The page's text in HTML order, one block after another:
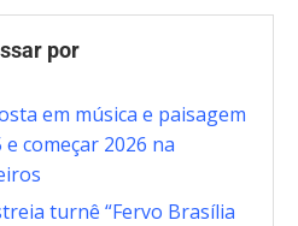
por
em música e paisagem
começar 2026 na
turnê “Fervo Brasília